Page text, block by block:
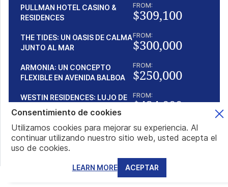
PULLMAN HOTEL CASINO &
RESIDENCES
FROM:
$309,100
THE TIDES: UN OASIS DE CALMA
JUNTO AL MAR
FROM:
$300,000
ARMONIA: UN CONCEPTO
FLEXIBLE EN AVENIDA BALBOA
FROM:
$250,000
WESTIN RESIDENCES: LUJO DE
MARCA SOBRE EL PACÍFICO
FROM:
$424,000
Articulos populares
ASPECTOS PRÁCTICOS DE LA CIUDADANÍA DE SANTO
Consentimiento de cookies
Utilizamos cookies para mejorar su experiencia. Al
continuar utilizando nuestro sitio web, usted acepta el
uso de cookies.
LEARN MORE ACEPTAR